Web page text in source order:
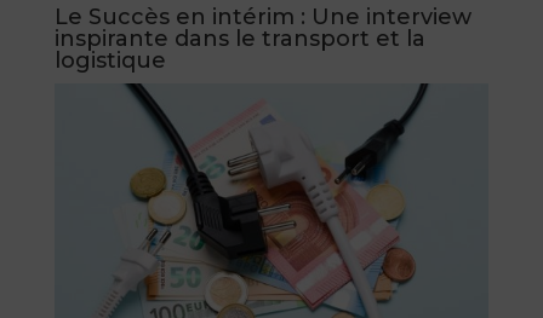
Le Succès en intérim : Une interview
inspirante dans le transport et la
logistique